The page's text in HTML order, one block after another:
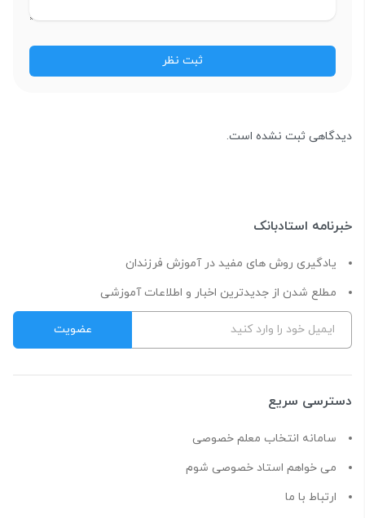
دیدگاهی ثبت نشده است.
خبرنامه استادبانک
یادگیری روش های مفید در آموزش فرزندان
مطلع شدن از جدیدترین اخبار و اطلاعات آموزشی
دسترسی سریع
سامانه انتخاب معلم خصوصی
می خواهم استاد خصوصی شوم
ارتباط با ما